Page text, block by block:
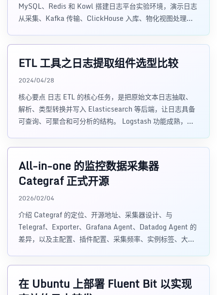
MySQL、Redis 和 Kowl 搭建日志平台实验环境，演示日志
从采集、Kafka 传输、ClickHouse 入库、物化视图处理到
ETL 工具之日志提取组件选型比较
2024/04/28
核心要点 日志 ETL 的核心任务，是把原始文本日志抽取、
解析、类型转换并写入 Elasticsearch 等后端，让日志具备
可查询、可聚合和可分析的结构。 Logstash 功能成熟，但
All-in-one 的监控数据采集器
Categraf 正式开源
2026/02/04
介绍 Categraf 的定位、开源地址、采集器设计、与
Telegraf、Exporter、Grafana Agent、Datadog Agent 的
差异，以及主配置、插件配置、采集频率、实例标签、大盘
在 Ubuntu 上部署 Fluent Bit 以实现